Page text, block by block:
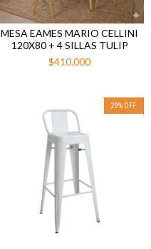
MESA EAMES MARIO CELLINI
120X80 + 4 SILLAS TULIP
$410.000
29% OFF